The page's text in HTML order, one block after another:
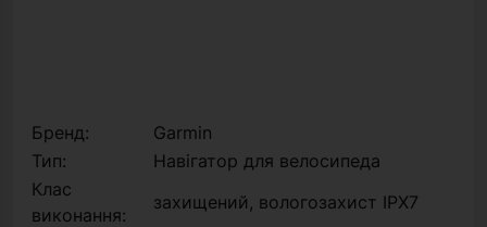
Бренд:
Garmin
Тип:
Навігатор для велосипеда
Клас
виконання:
захищений, вологозахист IPX7